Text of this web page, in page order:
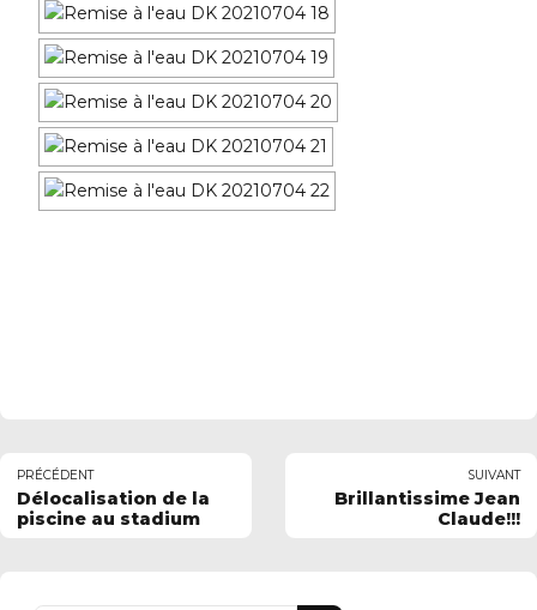
PRÉCÉDENT
Délocalisation de la
piscine au stadium
SUIVANT
Brillantissime Jean
Claude!!!